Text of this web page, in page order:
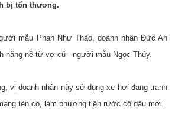
bị tổn thương.
mẫu Phan Như Thảo, doanh nhân Đức An
nặng nề từ vợ cũ - người mẫu Ngọc Thúy.
vị doanh nhân này sử dụng xe hơi đang tranh
tên cô, làm phương tiện rước cô dâu mới.